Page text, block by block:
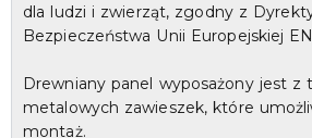
dla ludzi i zwierząt, zgodny z
Bezpieczeństwa Unii Europejskiej
Drewniany panel wyposażony jest z
metalowych zawieszek, które
montaż.